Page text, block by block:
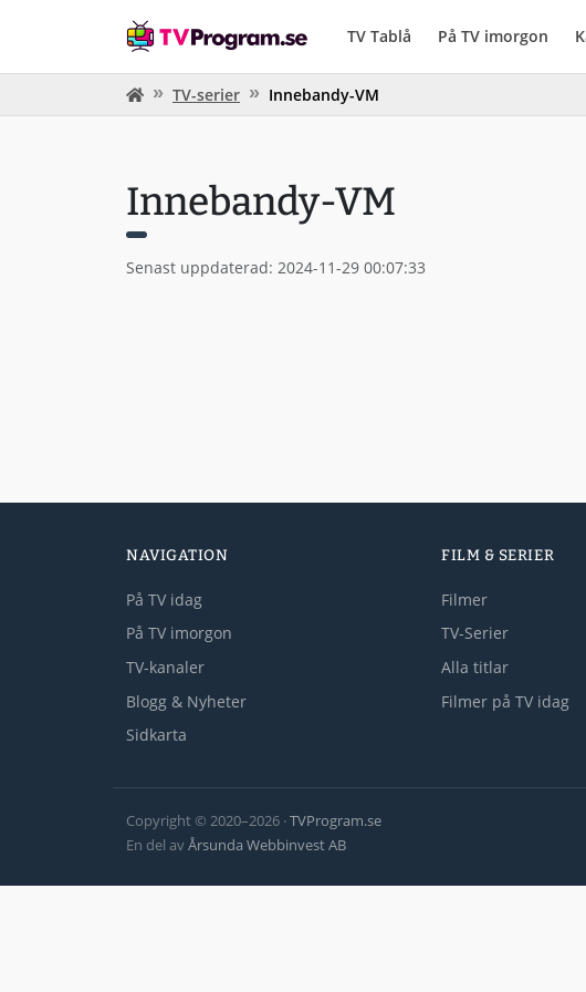
TV Tablå På TV imorgon
TV-serier Innebandy-VM
Innebandy-VM
Senast uppdaterad: 2024-11-29 00:07:33
NAVIGATION
På TV idag
På TV imorgon
TV-kanaler
Blogg & Nyheter
Sidkarta
FILM & SERIER
Filmer
TV-Serier
Alla titlar
Filmer på TV idag
Copyright © 2020–2026 ·TVProgram.se
En del avÅrsunda Webbinvest AB